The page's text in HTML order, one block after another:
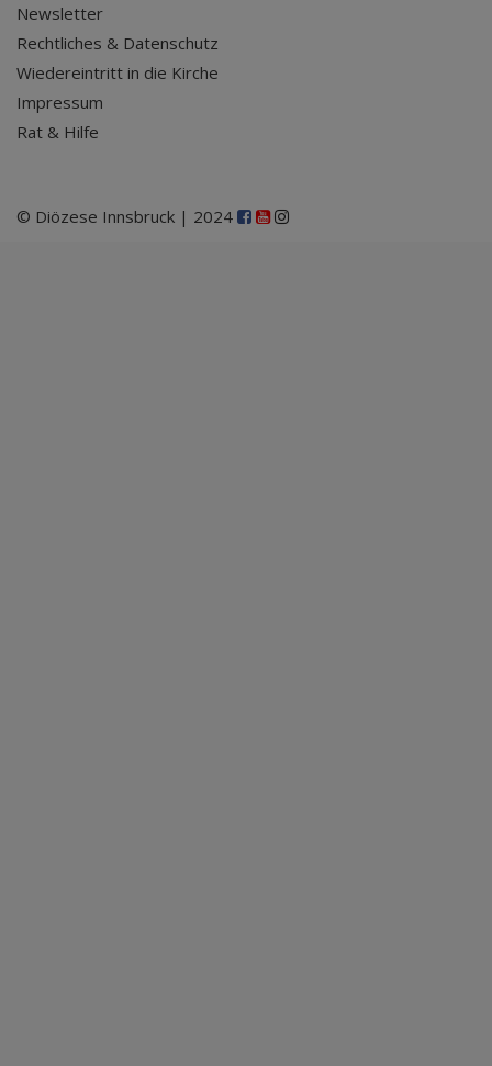
Newsletter
Rechtliches & Datenschutz
Wiedereintritt in die Kirche
Impressum
Rat & Hilfe
© Diözese Innsbruck | 2024